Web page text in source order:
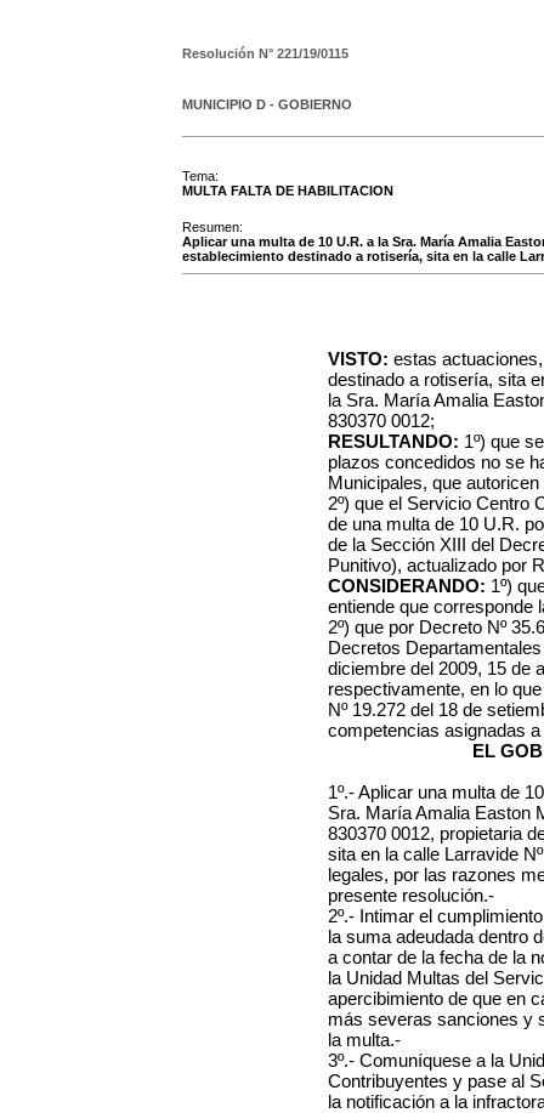
Resolución N° 221/19/0115
MUNICIPIO D - GOBIERNO
Tema:
MULTA FALTA DE HABILITACION
Resumen:
Aplicar una multa de 10 U.R. a la Sra. María Amalia
establecimiento destinado a rotisería, sita en la calle
VISTO: estas
destinado a rotisería, sita
la Sra. María Amalia
830370 0012;
RESULTANDO: 1º) que
plazos concedidos no se
Municipales, que
2º) que el Servicio Centro
de una multa de 10 U.R.
de la Sección XIII del
Punitivo), actualizado por
CONSIDERANDO: 1º)
entiende que corresponde
2º) que por Decreto Nº
Decretos
diciembre del 2009, 15 de
respectivamente, en lo
Nº 19.272 del 18 de
competencias asignadas
EL
1º.- Aplicar una multa de
Sra. María Amalia Easton
830370 0012, propietaria
sita en la calle Larravide
legales, por las razones
presente resolución.-
2º.- Intimar el
la suma adeudada dentro
a contar de la fecha de la
la Unidad Multas del
apercibimiento de que en
más severas sanciones y
la multa.-
3º.- Comuníquese a la
Contribuyentes y pase al
la notificación a la